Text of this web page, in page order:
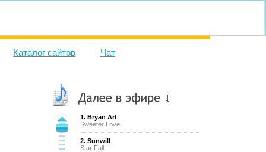
Каталог сайтов Чат
1. Bryan Art
Sweeter Love
2. Sunwill
Star Fall